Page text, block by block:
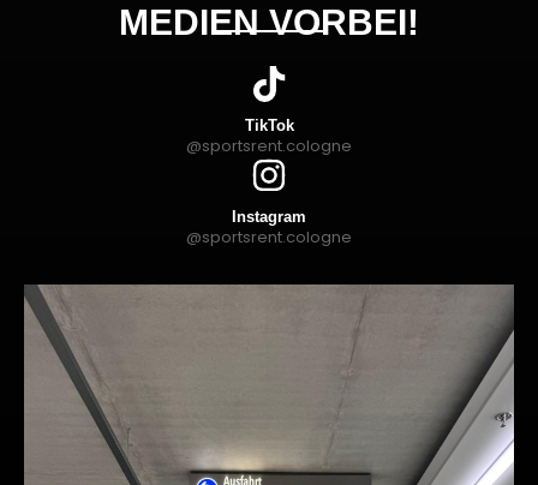
MEDIEN VORBEI!
TikTok
@sportsrent.cologne
Instagram
@sportsrent.cologne